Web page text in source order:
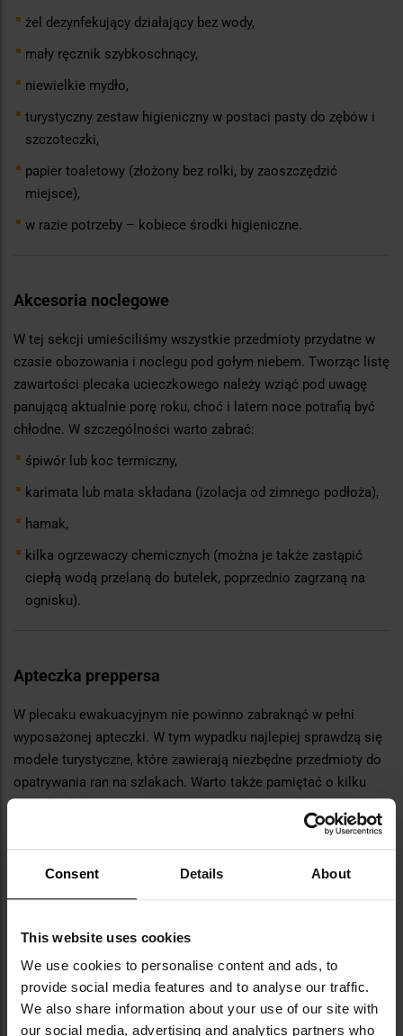
Consent Details About
This website uses cookies
We use cookies to personalise content and ads, to
provide social media features and to analyse our traffic.
We also share information about your use of our site with
our social media, advertising and analytics partners who
żel dezynfekujący działający bez wody,
mały ręcznik szybkoschnący,
niewielkie mydło,
turystyczny zestaw higieniczny w postaci pasty do zębów i
szczoteczki,
papier toaletowy (złożony bez rolki, by zaoszczędzić
miejsce),
w razie potrzeby – kobiece środki higieniczne.
Akcesoria noclegowe
W tej sekcji umieściliśmy wszystkie przedmioty przydatne w
czasie obozowania i noclegu pod gołym niebem. Tworząc listę
zawartości plecaka ucieczkowego należy wziąć pod uwagę
panującą aktualnie porę roku, choć i latem noce potrafią być
chłodne. W szczególności warto zabrać:
śpiwór lub koc termiczny,
karimata lub mata składana (izolacja od zimnego podłoża),
hamak,
kilka ogrzewaczy chemicznych (można je także zastąpić
ciepłą wodą przelaną do butelek, poprzednio zagrzaną na
ognisku).
Apteczka preppersa
W plecaku ewakuacyjnym nie powinno zabraknąć w pełni
wyposażonej apteczki. W tym wypadku najlepiej sprawdzą się
modele turystyczne, które zawierają niezbędne przedmioty do
opatrywania ran na szlakach. Warto także pamiętać o kilku
dodatkach, które znacząco rozszerzą funkcjonalność naszego
Muggi,
paracetamol, środki odkażające i środki na oparzenia,
węgiel,
plastry, gazy, bandaże i opaski uciskowe,